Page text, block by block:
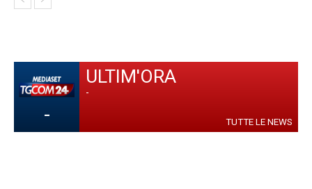
-
ULTIM'ORA
-
TUTTE LE NEWS